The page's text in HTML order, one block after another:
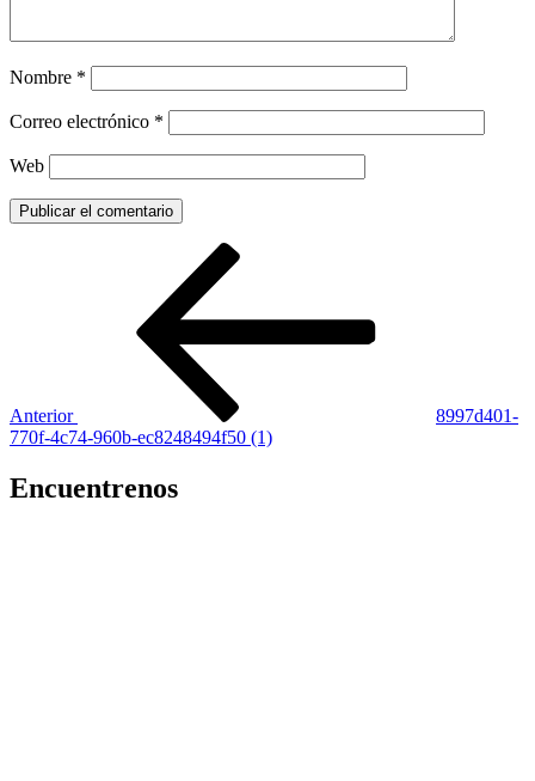
Nombre *
Correo electrónico *
Web
Anterior
8997d401-
770f-4c74-960b-ec8248494f50 (1)
Encuentrenos